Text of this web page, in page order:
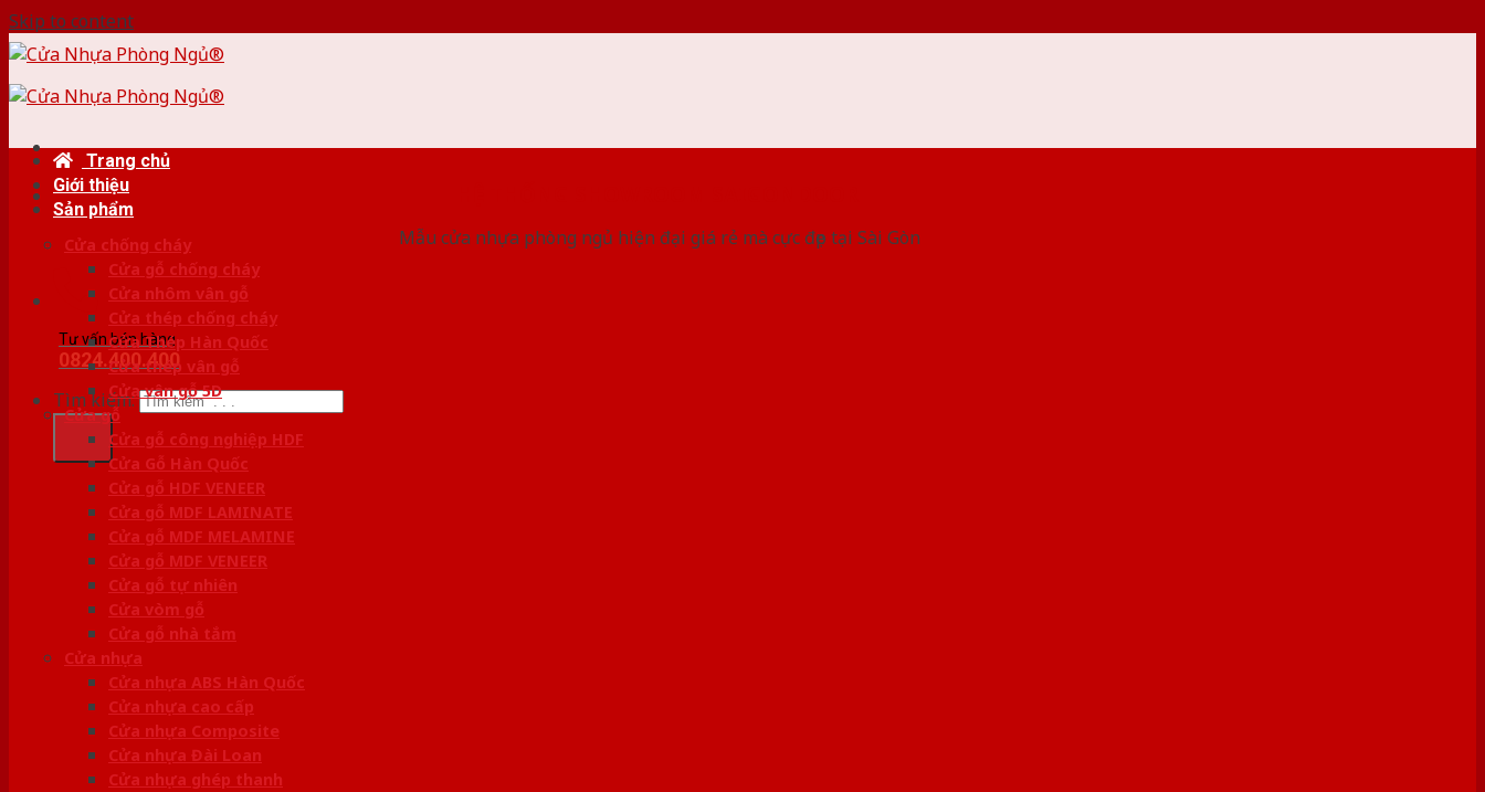
Skip to content
Mẫu cửa nhựa phòng ngủ hiện đại giá rẻ mà cực đẹp tại Sài Gòn
Tư vấn bán hàng
0824.400.400
Tìm kiếm:
Trang chủ
Giới thiệu
Sản phẩm
Cửa chống cháy
Cửa gỗ chống cháy
Cửa nhôm vân gỗ
Cửa thép chống cháy
Cửa Thép Hàn Quốc
Cửa thép vân gỗ
Cửa vân gỗ 5D
Cửa gỗ
Cửa gỗ công nghiệp HDF
Cửa Gỗ Hàn Quốc
Cửa gỗ HDF VENEER
Cửa gỗ MDF LAMINATE
Cửa gỗ MDF MELAMINE
Cửa gỗ MDF VENEER
Cửa gỗ tự nhiên
Cửa vòm gỗ
Cửa gỗ nhà tắm
Cửa nhựa
Cửa nhựa ABS Hàn Quốc
Cửa nhựa cao cấp
Cửa nhựa Composite
Cửa nhựa Đài Loan
Cửa nhựa ghép thanh